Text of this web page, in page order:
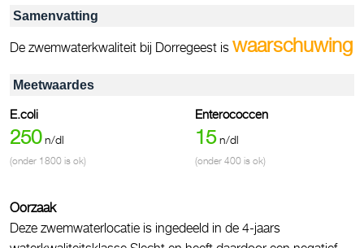
Samenvatting
De zwemwaterkwaliteit bij Dorregeest is waarschuwing
Meetwaardes
E.coli
250 n/dl
(onder 1800 is ok)
Enterococcen
15 n/dl
(onder 400 is ok)
Oorzaak
Deze zwemwaterlocatie is ingedeeld in de 4-jaars